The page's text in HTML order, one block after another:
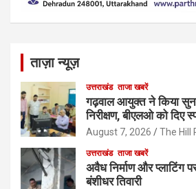
ताज़ा न्यूज़
उत्तराखंड ताजा खबरें
गढ़वाल आयुक्त ने किया
निरीक्षण, बीएलओ को दिए
August 7, 2026 The Hill
उत्तराखंड ताजा खबरें
अवैध निर्माण और प्लाटिंग
बंशीधर तिवारी